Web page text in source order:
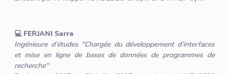
💻 FERJANI Sarra
Ingénieure d’études "Chargée du développement d’interfaces
et mise en ligne de bases de données de programmes de
recherche"